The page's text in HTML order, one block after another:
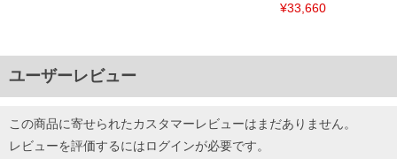
¥33,660
ユーザーレビュー
この商品に寄せられたカスタマーレビューはまだありません。
レビューを評価するにはログインが必要です。